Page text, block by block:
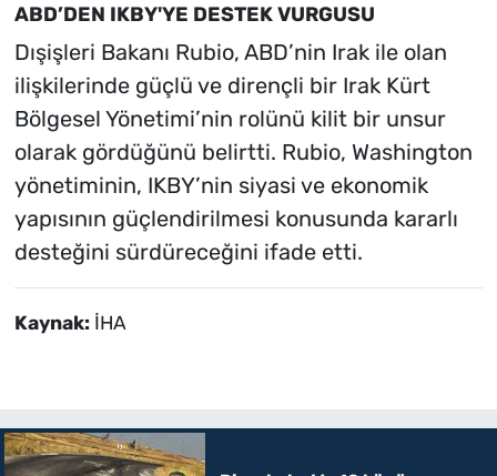
ABD’DEN IKBY'YE DESTEK VURGUSU
Dışişleri Bakanı Rubio, ABD’nin Irak ile olan
ilişkilerinde güçlü ve dirençli bir Irak Kürt
Bölgesel Yönetimi’nin rolünü kilit bir unsur
olarak gördüğünü belirtti. Rubio, Washington
yönetiminin, IKBY’nin siyasi ve ekonomik
yapısının güçlendirilmesi konusunda kararlı
desteğini sürdüreceğini ifade etti.
Kaynak: İHA